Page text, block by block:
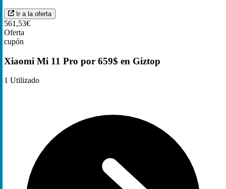
Ir a la oferta
561,53€
Oferta
cupón
Xiaomi Mi 11 Pro por 659$ en Giztop
1 Utilizado